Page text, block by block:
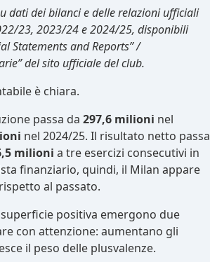
dati dei bilanci e delle relazioni ufficiali
23, 2023/24 e 2024/25, disponibili
Statements and Reports” /
del sito ufficiale del club.
è chiara.
passa da 297,6 milioni nel
nel 2024/25. Il risultato netto passa
milioni a tre esercizi consecutivi in
finanziario, quindi, il Milan appare
al passato.
positiva emergono due
con attenzione: aumentano gli
il peso delle plusvalenze.